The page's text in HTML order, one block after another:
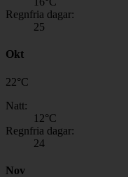
Regnfria dagar:
25
Okt
22°C
Natt:
12°C
Regnfria dagar:
24
Nov